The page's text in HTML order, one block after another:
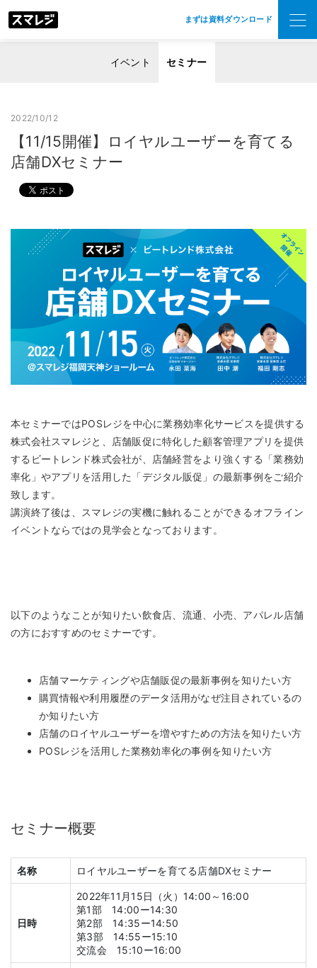
まずは資料ダウンロード
イベント セミナー
2022/10/12
【11/15開催】ロイヤルユーザーを育てる
店舗DXセミナー
本セミナーではPOSレジを中心に業務効率化サービスを提供する
株式会社スマレジと、店舗販促に特化した顧客管理アプリを提供
するビートレンド株式会社が、店舗経営をより強くする「業務効
率化」やアプリを活用した「デジタル販促」の最新事例をご紹介
致します。
講演終了後は、スマレジの実機に触れることができるオフライン
イベントならではの見学会となっております。
以下のようなことが知りたい飲食店、流通、小売、アパレル店舗
の方におすすめのセミナーです。
店舗マーケティングや店舗販促の最新事例を知りたい方
購買情報や利用履歴のデータ活用がなぜ注目されているの
か知りたい方
店舗のロイヤルユーザーを増やすための方法を知りたい方
POSレジを活用した業務効率化の事例を知りたい方
セミナー概要
名称 ロイヤルユーザーを育てる店舗DXセミナー
日時
2022年11月15日（火）14:00～16:00
第1部 14:00ー14:30
第2部 14:35ー14:50
第3部 14:55ー15:10
交流会 15:10ー16:00